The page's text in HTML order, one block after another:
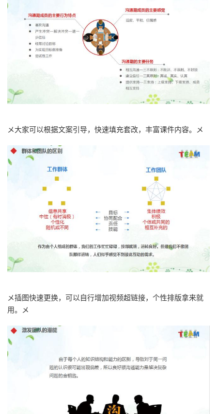
メ大家可以根据文案引导，快速填充套改，丰富课件内容。メ
メ插图快速更换，可以自行增加视频超链接，个性排版拿来就
用。メ